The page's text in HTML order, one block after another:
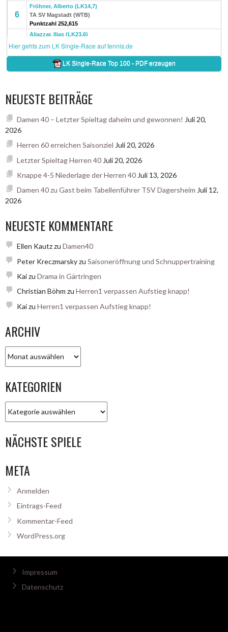
NEUESTE BEITRÄGE
Damen 40 – Letzter Spieltag daheim und gewonnen! Juli 20,
2026
Herren 60 erreichen Saisonziel Juli 20, 2026
Letzter Spieltag Herren 40 Juli 20, 2026
Knappe 4-5 Niederlage der Herren 40 Juli 13, 2026
Damen 40 zu Gast beim Tabellenführer TSV Dagersheim Juli 12,
2026
NEUESTE KOMMENTARE
Ellen Kautzzu Damen40
Peter Kreczmarskyzu Saisoneröffnung und Schnuppertraining
Kaizu Drama in Gärtringen
Christian Böhm zu Herren1 verpassen Aufstieg knapp!
Kaizu Herren1 verpassen Aufstieg knapp!
ARCHIV
KATEGORIEN
NÄCHSTE SPIELE
META
Anmelden
Eintrags-Feed
Kommentar-Feed
WordPress.org
Impressum
Datenschutz